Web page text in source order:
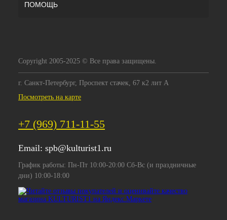
ПОМОЩЬ
Copyright 2005-2025 © Все права защищены.
г. Санкт-Петербург, Проспект стачек, 67 к2 лит А
Посмотреть на карте
+7 (969) 711-11-55
Email: spb@kulturist1.ru
График работы: Пн-Пт 10:00-20:00 Сб-Вс (и праздничные
дни) 10:00-18:00